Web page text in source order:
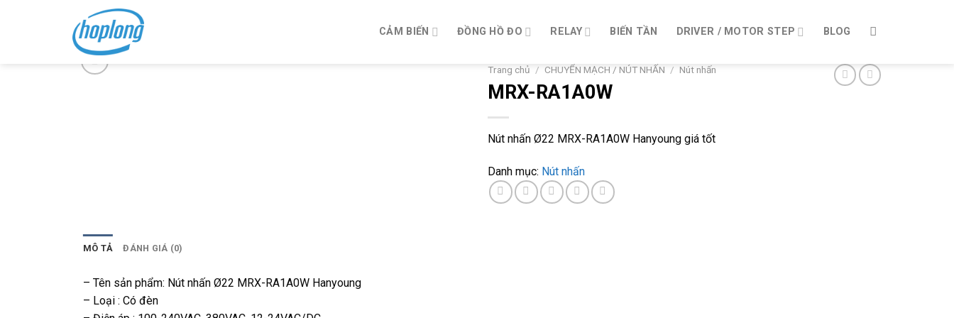
CẢM BIẾN ĐỒNG HỒ ĐO RELAY BIẾN TẦN DRIVER / MOTOR STEP BLOG
Trang chủ / CHUYỂN MẠCH / NÚT NHẤN / Nút nhấn
MRX-RA1A0W
Nút nhấn Ø22 MRX-RA1A0W Hanyoung giá tốt
Danh mục: Nút nhấn
MÔ TẢ ĐÁNH GIÁ (0)
– Tên sản phẩm: Nút nhấn Ø22 MRX-RA1A0W Hanyoung
– Loại : Có đèn